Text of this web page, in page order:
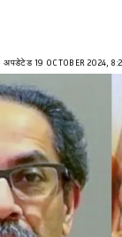
अपडेटेड 19 OCTOBER 2024,